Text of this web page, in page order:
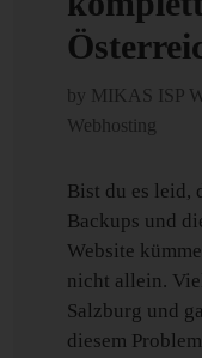
by MIKAS ISP
Webhosting
Bist du es leid,
Backups und
Website
nicht allein.
Salzburg und
diesem